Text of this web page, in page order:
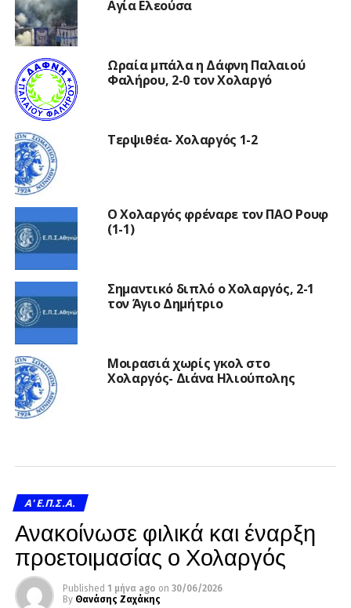
Αγία Ελεούσα
Ωραία μπάλα η Δάφνη Παλαιού
Φαλήρου, 2-0 τον Χολαργό
Τερψιθέα- Χολαργός 1-2
Ο Χολαργός φρέναρε τον ΠΑΟ Ρουφ
(1-1)
Σημαντικό διπλό ο Χολαργός, 2-1
τον Άγιο Δημήτριο
Μοιρασιά χωρίς γκολ στο
Χολαργός- Διάνα Ηλιούπολης
A' Ε.Π.Σ.Α.
Ανακοίνωσε φιλικά και έναρξη
προετοιμασίας ο Χολαργός
Published 1 μήνα ago on 30/06/2026
By Θανάσης Ζαχάκης